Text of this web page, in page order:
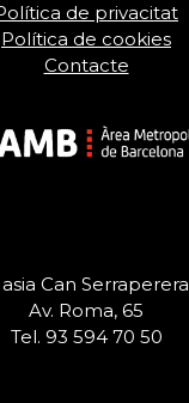
de privacitat
Política de cookies
Contacte
Can Serraperera
Av. Roma, 65
Tel. 93 594 70 50